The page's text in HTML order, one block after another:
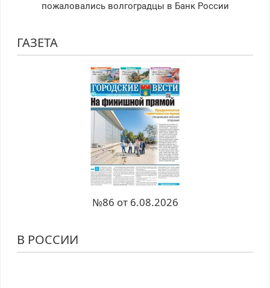
пожаловались волгоградцы в Банк России
ГАЗЕТА
№86 от 6.08.2026
В РОССИИ